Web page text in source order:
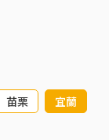
苗栗
宜蘭